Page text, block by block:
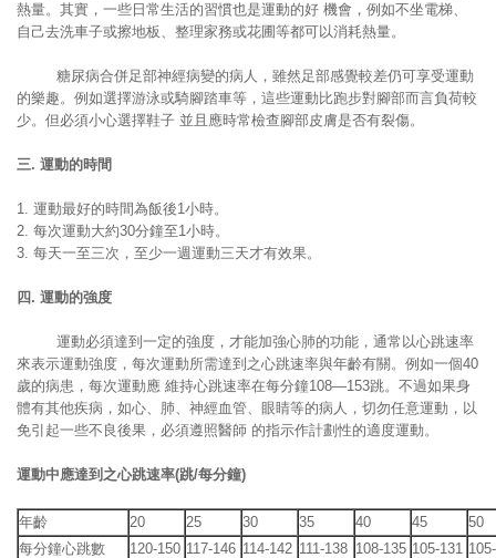
熱量。其實，一些日常生活的習慣也是運動的好 機會，例如不坐電梯、
自己去洗車子或擦地板、整理家務或花圃等都可以消耗熱量。
糖尿病合併足部神經病變的病人，雖然足部感覺較差仍可享受運動
的樂趣。例如選擇游泳或騎腳踏車等，這些運動比跑步對腳部而言負荷較
少。但必須小心選擇鞋子 並且應時常檢查腳部皮膚是否有裂傷。
三. 運動的時間
1. 運動最好的時間為飯後1小時。
2. 每次運動大約30分鐘至1小時。
3. 每天一至三次，至少一週運動三天才有效果。
四 . 運動的強度
運動必須達到一定的強度，才能加強心肺的功能，通常以心跳速率
來表示運動強度，每次運動所需達到之心跳速率與年齡有關。例如一個40
歲的病患，每次運動應 維持心跳速率在每分鐘108—153跳。不過如果身
體有其他疾病，如心、肺、神經血管、眼睛等的病人，切勿任意運動，以
免引起一些不良後果，必須遵照醫師 的指示作計劃性的適度運動。
運動中應達到之心跳速率(跳/每分鐘)
年齡 20 25 30 35 40 45
50
每分鐘心跳數
120-150 117-146 114-142 111-138 108-135 105-131